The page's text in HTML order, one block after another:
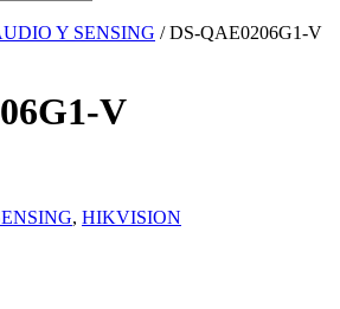
Y SENSING / DS-QAE0206G1-V
V
, HIKVISION